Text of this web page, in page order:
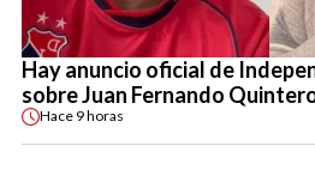
Hay anuncio oficial de
sobre Juan Fernando
Hace 9 horas